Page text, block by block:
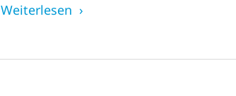
Weiterlesen